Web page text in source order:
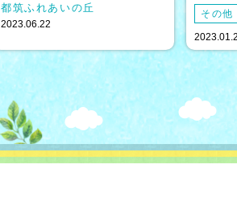
都筑ふれあいの丘
2023.06.22
その他